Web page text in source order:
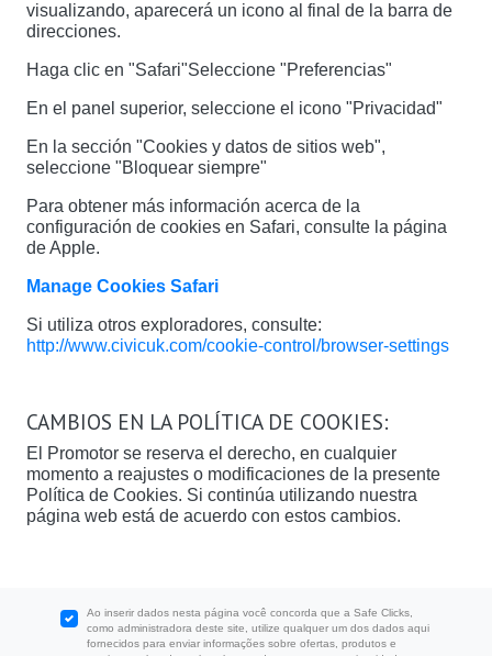
visualizando, aparecerá un icono al final de la barra de
direcciones.
Haga clic en "Safari"Seleccione "Preferencias"
En el panel superior, seleccione el icono "Privacidad"
En la sección "Cookies y datos de sitios web",
seleccione "Bloquear siempre"
Para obtener más información acerca de la
configuración de cookies en Safari, consulte la página
de Apple.
Manage Cookies Safari
Si utiliza otros exploradores, consulte:
http://www.civicuk.com/cookie-control/browser-settings
CAMBIOS EN LA POLÍTICA DE COOKIES:
El Promotor se reserva el derecho, en cualquier
momento a reajustes o modificaciones de la presente
Política de Cookies. Si continúa utilizando nuestra
página web está de acuerdo con estos cambios.
Ao inserir dados nesta página você concorda que a Safe Clicks,
como administradora deste site, utilize qualquer um dos dados aqui
fornecidos para enviar informações sobre ofertas, produtos e